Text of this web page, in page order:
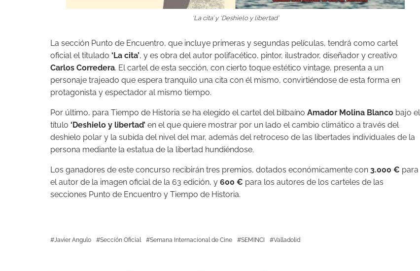
‘La cita’ y ‘Deshielo y libertad’
La sección Punto de Encuentro, que incluye primeras y segundas películas, tendrá como cartel
oficial el titulado ‘La cita’, y es obra del autor polifacético, pintor, ilustrador, diseñador y creativo
Carlos Corredera. El cartel de esta sección, con cierto toque estético vintage, presenta a un
personaje trajeado que espera tranquilo una cita con él mismo, convirtiéndose de esta forma en
protagonista y espectador al mismo tiempo.
Por último, para Tiempo de Historia se ha elegido el cartel del bilbaíno Amador Molina Blanco bajo el
título ‘Deshielo y libertad’ en el que quiere mostrar por un lado el cambio climático a través del
deshielo polar y la subida del nivel del mar, además del retroceso de las libertades individuales de la
persona mediante la estatua de la libertad hundiéndose.
Los ganadores de este concurso recibirán tres premios, dotados económicamente con 3.000 € para
el autor de la imagen oficial de la 63 edición, y 600 € para los autores de los carteles de las
secciones Punto de Encuentro y Tiempo de Historia.
Javier Angulo Sección Oficial Semana Internacional de Cine SEMINCI Valladolid